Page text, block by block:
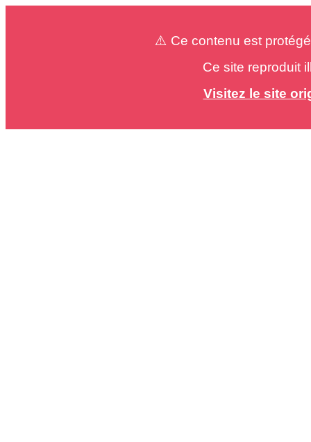
⚠️ Ce contenu est
Ce site reproduit
Visitez le site